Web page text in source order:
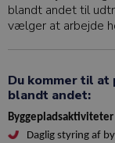
blandt andet til
vælger at arbejde
Du kommer til
blandt andet:
Byggepladsaktiviteter
Daglig styring af